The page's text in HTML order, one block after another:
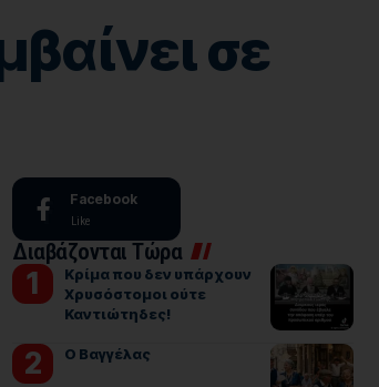
σε
Facebook
Like
Διαβάζονται Τώρα
Κρίμα που δεν υπάρχουν
Χρυσόστομοι ούτε
Καντιώτηδες!
Ο Βαγγέλας